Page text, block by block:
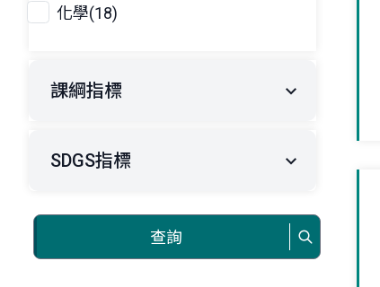
化學(18)
課綱指標
SDGS指標
查詢